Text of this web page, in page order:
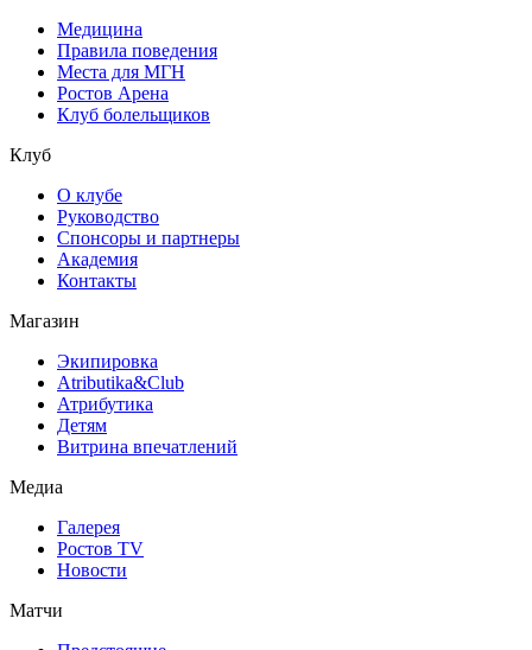
Медицина
Правила поведения
Места для МГН
Ростов Арена
Клуб болельщиков
Клуб
О клубе
Руководство
Спонсоры и партнеры
Академия
Контакты
Магазин
Экипировка
Atributika&Club
Атрибутика
Детям
Витрина впечатлений
Медиа
Галерея
Ростов TV
Новости
Матчи